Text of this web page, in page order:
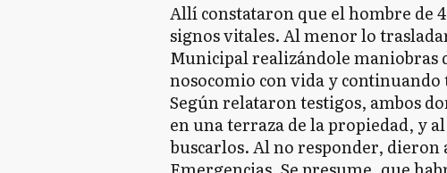
Allí constataron que el hombre de
signos vitales. Al menor lo
Municipal realizándole maniobras
nosocomio con vida y
Según relataron testigos, ambos
en una terraza de la propiedad, y
buscarlos. Al no responder, dieron